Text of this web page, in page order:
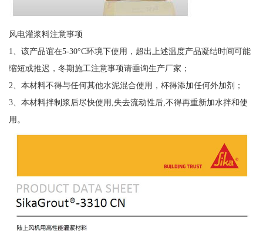
风电灌浆料注意事项
1、该产品谊在5-30°C环境下使用，超出上述温度产品凝结时间可能
缩短或推迟，冬期施工注意事项请垂询生产厂家；
2、本材料不得与任何其他水泥混合使用，杯得添加任何外加剂；
3、本材料拌制浆后尽快使用,失去流动性后,不得再重新加水拌和使
用。